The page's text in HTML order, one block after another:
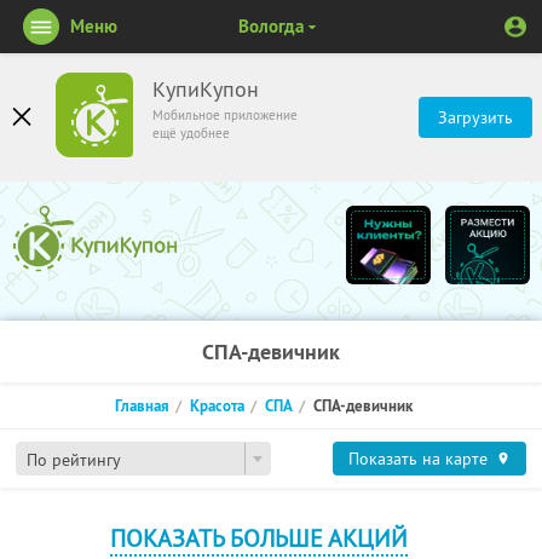
КупиКупон
Мобильное приложение
ещё удобнее
Загрузить
Меню Вологда
СПА-девичник
По рейтингу
Главная Красота СПА СПА-девичник
Показать на карте
ПОКАЗАТЬ БОЛЬШЕ АКЦИЙ